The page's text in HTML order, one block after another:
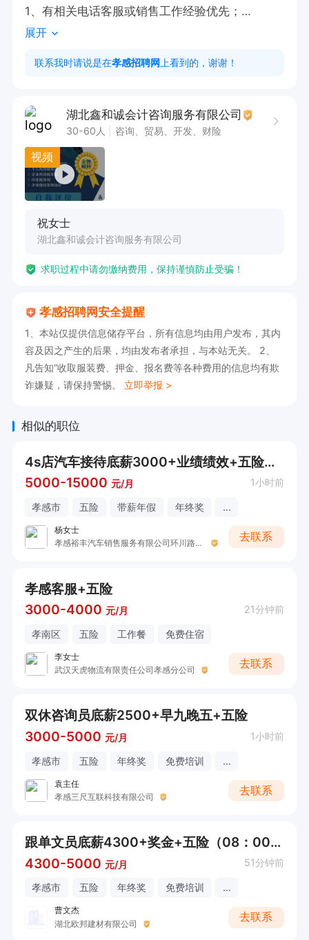
1、有相关电话客服或销售工作经验优先；
2、工作时间：08：30-12：00下午14：00-17：
30（不加班）每周双休，节假日正常放假
展开
联系我时请说是在孝感招聘网 上看到的，谢谢！
湖北鑫和诚会计咨询服务有限公司
30-60人 咨询、贸易、开发、财险
视频
祝女士
湖北鑫和诚会计咨询服务有限公司
求职过程中请勿缴纳费用，保持谨慎防止受骗！
孝感招聘网安全提醒
1、本站仅提供信息储存平台，所有信息均由用户发布，其内
容及因之产生的后果，均由发布者承担，与本站无关。 2、
凡告知“收取服装费、押金、报名费等各种费用的信息均有欺
诈嫌疑，请保持警惕。 立即举报 >
相似的职位
4s店汽车接待底薪3000+业绩绩效+五险一金（接受小白应届毕业生驾驶熟练
5000-15000 元/月 1小时前
孝感市 五险 带薪年假 年终奖 ...
杨女士
孝感裕丰汽车销售服务有限公司环川路分公司
去联系
孝感客服+五险
3000-4000 元/月 21分钟前
孝南区 五险 工作餐 免费住宿
李女士
武汉天虎物流有限责任公司孝感分公司
去联系
双休咨询员底薪2500+早九晚五+五险
3000-5000 元/月 1小时前
孝感市 五险 年终奖 免费培训 ...
袁主任
孝感三尺互联科技有限公司
去联系
跟单文员底薪4300+奖金+五险（08：00-17：30）
4300-5000 元/月 51分钟前
孝感市 五险 年终奖 免费培训 ...
曹文杰
湖北欧邦建材有限公司
去联系